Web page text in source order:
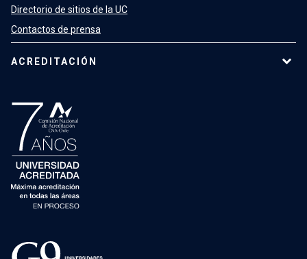
Directorio de sitios de la UC
Contactos de prensa
ACREDITACIÓN